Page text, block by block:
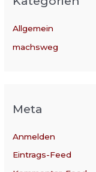
Allgemein
machsweg
Meta
Anmelden
Eintrags-Feed